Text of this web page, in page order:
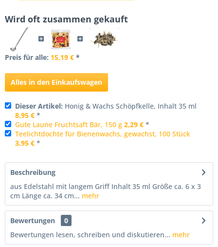
Wird oft zusammen gekauft
Preis für alle: 15,19 € *
Alles in den Einkaufswagen
Dieser Artikel: Honig & Wachs Schöpfkelle, Inhalt 35 ml
8,95 € *
Gute Laune Fruchtsaft Bär, 150 g 2,29 € *
Teelichtdochte für Bienenwachs, gewachst, 100 Stück
3,95 € *
Beschreibung
aus Edelstahl mit langem Griff Inhalt 35 ml Größe ca. 6 x 3
cm Länge ca. 34 cm... mehr
Bewertungen
0
Bewertungen lesen, schreiben und diskutieren... mehr